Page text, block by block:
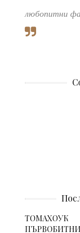
любопитни
ПЪРВОБИТНИ